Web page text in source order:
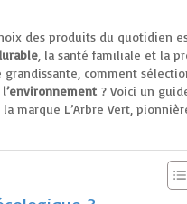
des produits du quotidien
, la santé familiale et la
grandissante, comment
? Voici un
marque L’Arbre Vert,